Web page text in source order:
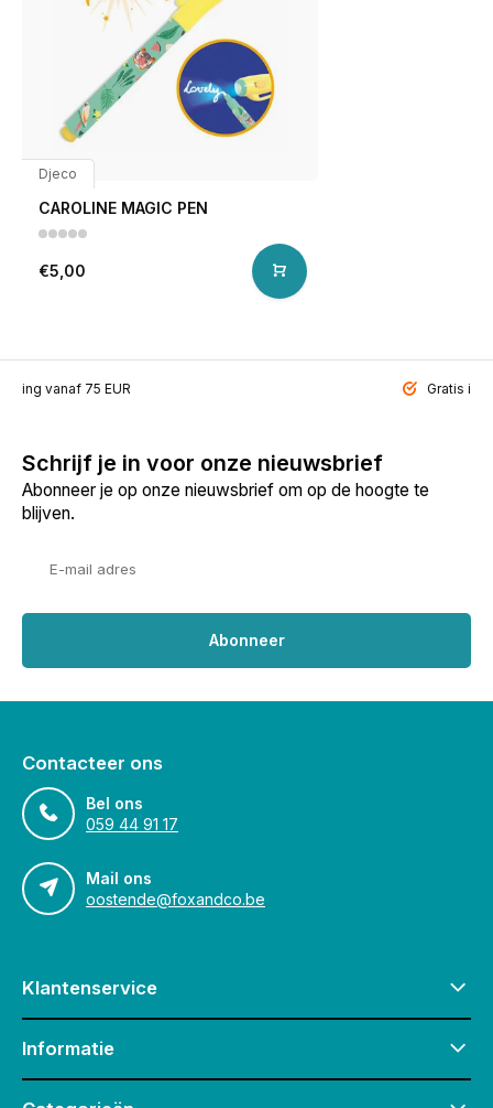
Djeco
CAROLINE MAGIC PEN
€5,00
vanaf 75 EUR Gratis
Schrijf je in voor onze nieuwsbrief
Abonneer je op onze nieuwsbrief om op de hoogte te
blijven.
Abonneer
Contacteer ons
Bel ons
059 44 91 17
Mail ons
oostende@foxandco.be
Klantenservice
Informatie